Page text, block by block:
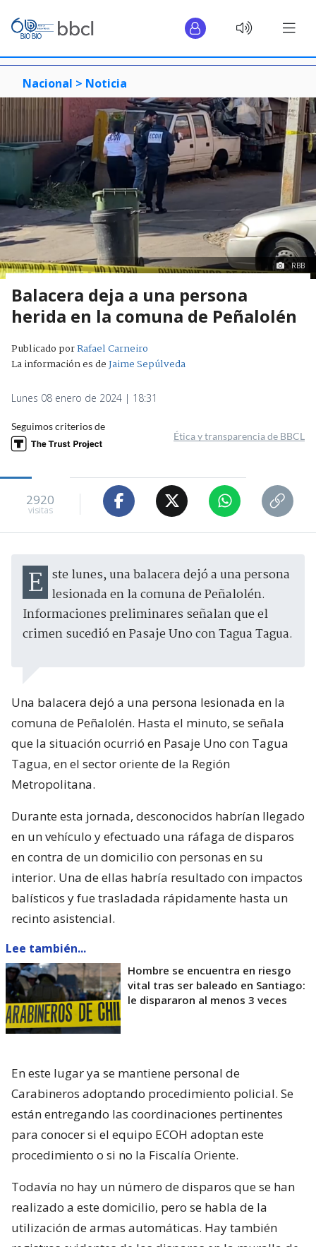
Nacional > Noticia
RBB
Balacera deja a una persona
herida en la comuna de Peñalolén
Publicado porRafael Carneiro
La información es deJaime Sepúlveda
Lunes 08 enero de 2024 | 18:31
Seguimos criterios de
Ética y transparencia de BBCL
2920
visitas
Este lunes, una balacera dejó a una persona lesionada en la comuna de Peñalolén.
Informaciones preliminares señalan que el
crimen sucedió en Pasaje Uno con Tagua Tagua.
Una balacera dejó a una persona lesionada en la
comuna de Peñalolén. Hasta el minuto, se señala
que la situación ocurrió en Pasaje Uno con Tagua
Tagua, en el sector oriente de la Región
Metropolitana.
Durante esta jornada, desconocidos habrían llegado
en un vehículo y efectuado una ráfaga de disparos
en contra de un domicilio con personas en su
interior. Una de ellas habría resultado con impactos
balísticos y fue trasladada rápidamente hasta un
recinto asistencial.
Lee también...
Hombre se encuentra en riesgo
vital tras ser baleado en Santiago:
le dispararon al menos 3 veces
En este lugar ya se mantiene personal de
Carabineros adoptando procedimiento policial. Se
están entregando las coordinaciones pertinentes
para conocer si el equipo ECOH adoptan este
procedimiento o si no la Fiscalía Oriente.
Todavía no hay un número de disparos que se han
realizado a este domicilio, pero se habla de la
utilización de armas automáticas. Hay también